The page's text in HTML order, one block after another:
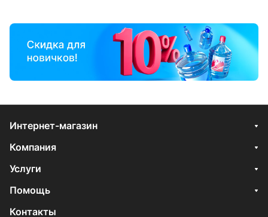
Интернет-магазин
Компания
Услуги
Помощь
Контакты